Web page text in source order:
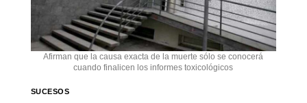
Afirman que la causa exacta de la muerte sólo se conocerá
cuando finalicen los informes toxicológicos
SUCESOS